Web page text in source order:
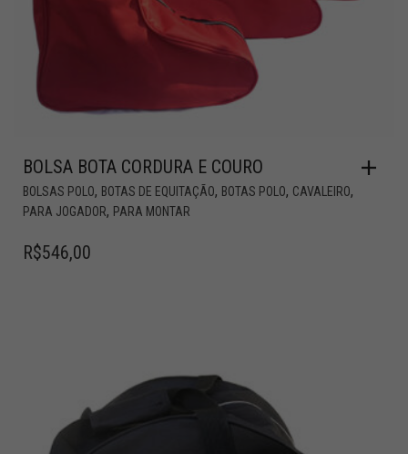
BOLSA BOTA CORDURA E COURO
BOLSAS POLO, BOTAS DE EQUITAÇÃO, BOTAS POLO, CAVALEIRO,
PARA JOGADOR, PARA MONTAR
R$546,00